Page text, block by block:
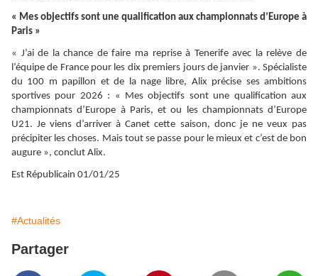
« Mes objectifs sont une qualification aux championnats d’Europe à
Paris »
« J’ai de la chance de faire ma reprise à Tenerife avec la relève de
l’équipe de France pour les dix premiers jours de janvier ». Spécialiste
du 100 m papillon et de la nage libre, Alix précise ses ambitions
sportives pour 2026 : « Mes objectifs sont une qualification aux
championnats d’Europe à Paris, et ou les championnats d’Europe
U21. Je viens d’arriver à Canet cette saison, donc je ne veux pas
précipiter les choses. Mais tout se passe pour le mieux et c’est de bon
augure », conclut Alix.
Est Républicain 01/01/25
#Actualités
Partager